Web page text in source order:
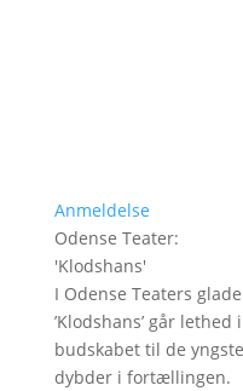
Anmeldelse
Odense Teater:
'Klodshans'
I Odense Teaters
’Klodshans’ går
budskabet til de
dybder i fortællingen.